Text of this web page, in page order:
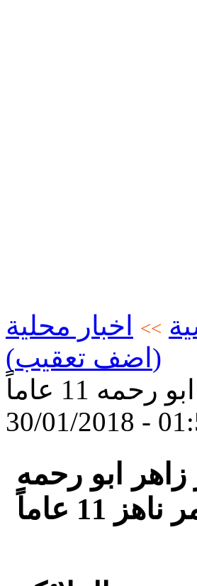
>>
اخبار محلية
(اضف تعقيب)
11 عاماً
30/01/2018 -
ابو رحمه